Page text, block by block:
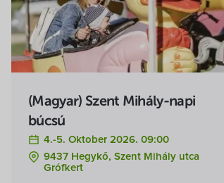
(Magyar) Szent Mihály-napi
búcsú
4.-5. Oktober 2026. 09:00
9437 Hegykő, Szent Mihály utca
Grófkert